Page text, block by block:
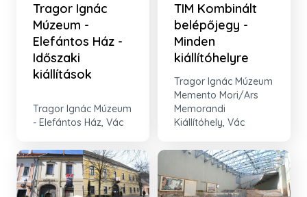
Tragor Ignác
Múzeum -
Elefántos Ház -
Időszaki
kiállítások
Tragor Ignác Múzeum
- Elefántos Ház, Vác
TIM Kombinált
belépőjegy -
Minden
kiállítóhelyre
Tragor Ignác Múzeum
Memento Mori/Ars
Memorandi
Kiállítóhely, Vác